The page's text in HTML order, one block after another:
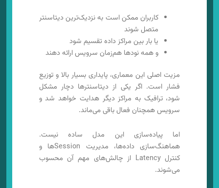
کاربران ممکن است به نزدیک‌ترین دیتاسنتر
متصل شوند
یا بار بین مراکز داده تقسیم شود
و همه نودها هم‌زمان سرویس ارائه دهند
مزیت اصلی این معماری، پایداری بسیار بالا و توزیع
فشار است. اگر یکی از دیتاسنترها دچار مشکل
شود، ترافیک به مراکز دیگر هدایت خواهد شد و
سرویس همچنان فعال باقی می‌ماند.
اما پیاده‌سازی این مدل ساده نیست.
هماهنگ‌سازی داده‌ها، مدیریت Sessionها و
کنترل Latency از چالش‌های مهم آن محسوب
می‌شوند.